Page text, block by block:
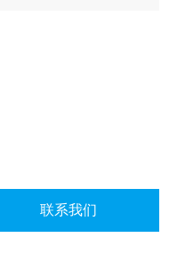
联系我们